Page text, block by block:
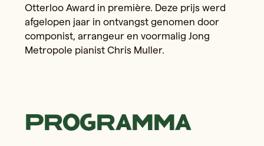
Otterloo Award in première. Deze prijs werd
afgelopen jaar in ontvangst genomen door
componist, arrangeur en voormalig Jong
Metropole pianist Chris Muller.
Programma